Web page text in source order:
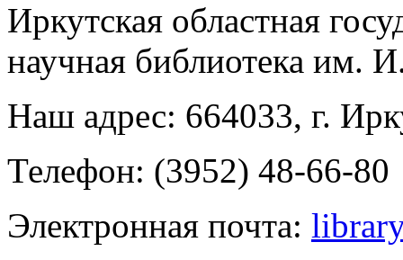
Иркутская областная
научная библиотека им.
Наш адрес: 664033, г.
Телефон: (3952) 48-66-80
Электронная почта: